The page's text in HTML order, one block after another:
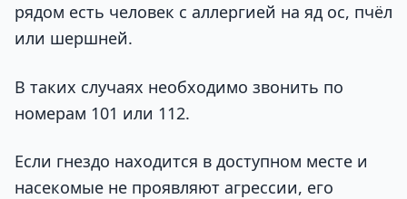
рядом есть человек с аллергией на яд ос, пчёл
или шершней.
В таких случаях необходимо звонить по
номерам 101 или 112.
Если гнездо находится в доступном месте и
насекомые не проявляют агрессии, его